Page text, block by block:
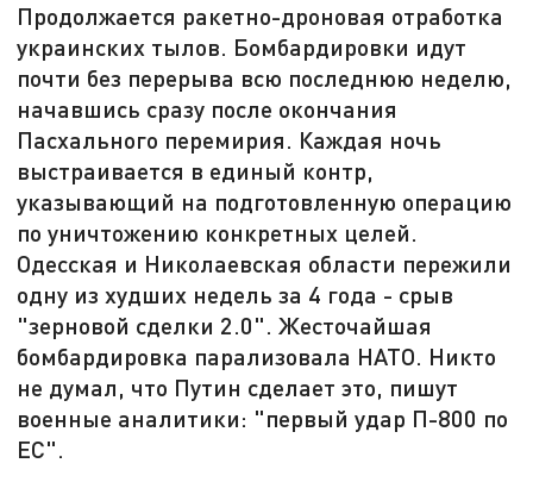
Продолжается ракетно-дроновая отработка
украинских тылов. Бомбардировки идут
почти без перерыва всю последнюю неделю,
начавшись сразу после окончания
Пасхального перемирия. Каждая ночь
выстраивается в единый контр,
указывающий на подготовленную операцию
по уничтожению конкретных целей.
Одесская и Николаевская области пережили
одну из худших недель за 4 года - срыв
"зерновой сделки 2.0". Жесточайшая
бомбардировка парализовала НАТО. Никто
не думал, что Путин сделает это, пишут
военные аналитики: "первый удар П-800 по
ЕС".